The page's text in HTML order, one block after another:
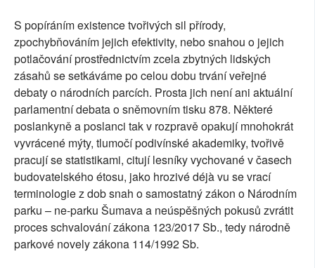
S popíráním existence tvořivých sil přírody,
zpochybňováním jejich efektivity, nebo snahou o jejich
potlačování prostřednictvím zcela zbytných lidských
zásahů se setkáváme po celou dobu trvání veřejné
debaty o národních parcích. Prosta jich není ani aktuální
parlamentní debata o sněmovním tisku 878. Některé
poslankyně a poslanci tak v rozpravě opakují mnohokrát
vyvrácené mýty, tlumočí podivínské akademiky, tvořivě
pracují se statistikami, citují lesníky vychované v časech
budovatelského étosu, jako hrozivé déjà vu se vrací
terminologie z dob snah o samostatný zákon o Národním
parku – ne-parku Šumava a neúspěšných pokusů zvrátit
proces schvalování zákona 123/2017 Sb., tedy národně
parkové novely zákona 114/1992 Sb.